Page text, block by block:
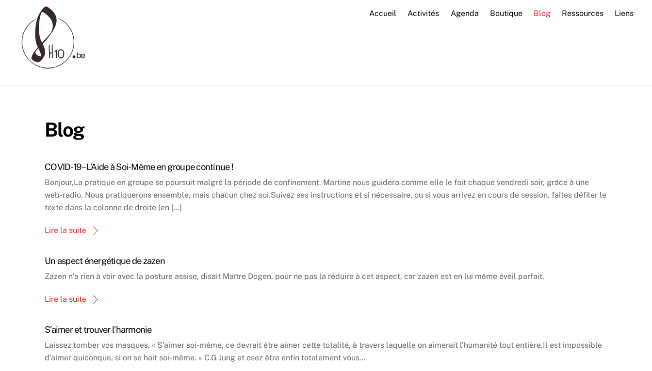
content
Accueil Activités Agenda Boutique Blog Ressources Liens
Blog
COVID-19 – L’Aide à Soi-Même en groupe continue !
Bonjour,La pratique en groupe se poursuit malgré la période de confinement. Martine nous guidera comme elle le fait chaque vendredi soir, grâce à une
web-radio. Nous pratiquerons ensemble, mais chacun chez soi.Suivez ses instructions et si nécessaire, ou si vous arrivez en cours de session, faites défiler le
texte dans la colonne de droite (en […]
Lire la suite
Un aspect énergétique de zazen
Zazen n’a rien à voir avec la posture assise, disait Maître Dogen, pour ne pas la réduire à cet aspect, car zazen est en lui même éveil parfait.
Lire la suite
S’aimer et trouver l’harmonie
Laissez tomber vos masques, « S’aimer soi-même, ce devrait être aimer cette totalité, à travers laquelle on aimerait l’humanité tout entière.Il est impossible
d’aimer quiconque, si on se hait soi-même. » C.G Jung et osez être enfin totalement vous…